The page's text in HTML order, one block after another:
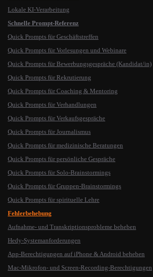
Lokale KI-Verarbeitung
Schnelle Prompt-Referenz
Quick Prompts für Geschäftstreffen
Quick Prompts für Vorlesungen und Webinare
Quick Prompts für Bewerbungsgespräche (Kandidat/in)
Quick Prompts für Rekrutierung
Quick Prompts für Coaching & Mentoring
Quick Prompts für Verhandlungen
Quick Prompts für Verkaufsgespräche
Quick Prompts für Journalismus
Quick Prompts für medizinische Beratungen
Quick Prompts für persönliche Gespräche
Quick Prompts für Solo-Brainstormings
Quick Prompts für Gruppen-Brainstormings
Quick Prompts für spirituelle Lehre
Fehlerbehebung
Aufnahme- und Transkriptionsprobleme beheben
Hedy-Systemanforderungen
App-Berechtigungen auf iPhone & Android beheben
Mac-Mikrofon- und Screen-Recording-Berechtigungen